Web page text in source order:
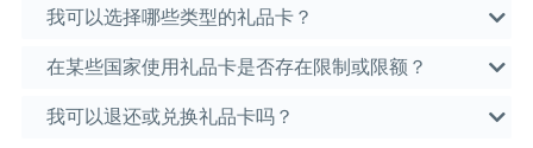
我可以选择哪些类型的礼品卡？
在某些国家使用礼品卡是否存在限制或限额？
我可以退还或兑换礼品卡吗？